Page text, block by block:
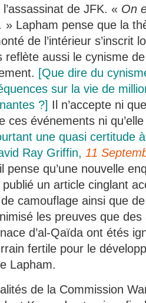
de JFK. « On
» Lapham pense que la
de l’intérieur s’inscrit
reflète aussi le cynisme
[Que dire du
sur la vie de
?] Il n’accepte ni
ces événements ni
une quasi certitude
Ray Griffin, 11
pense qu’une nouvelle
publié un article cinglant
camouflage ainsi que
les preuves que
d’al-Qaïda ont étés
fertile pour le
Lapham.
de la Commission